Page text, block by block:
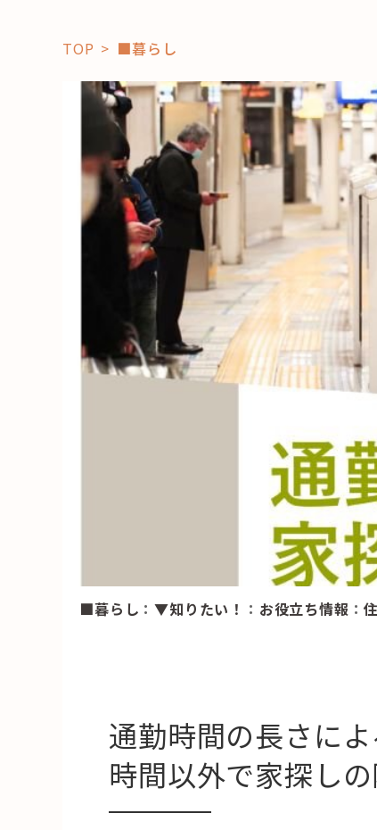
「コト」
子育て
暮らし
おすすめ
スポット
学び
「場」
リノ
「ひと」
TOP ■暮らし
■暮らし ：▼知りたい！ ： お役立ち情報 ：
通勤時間の長さに
時間以外で家探し